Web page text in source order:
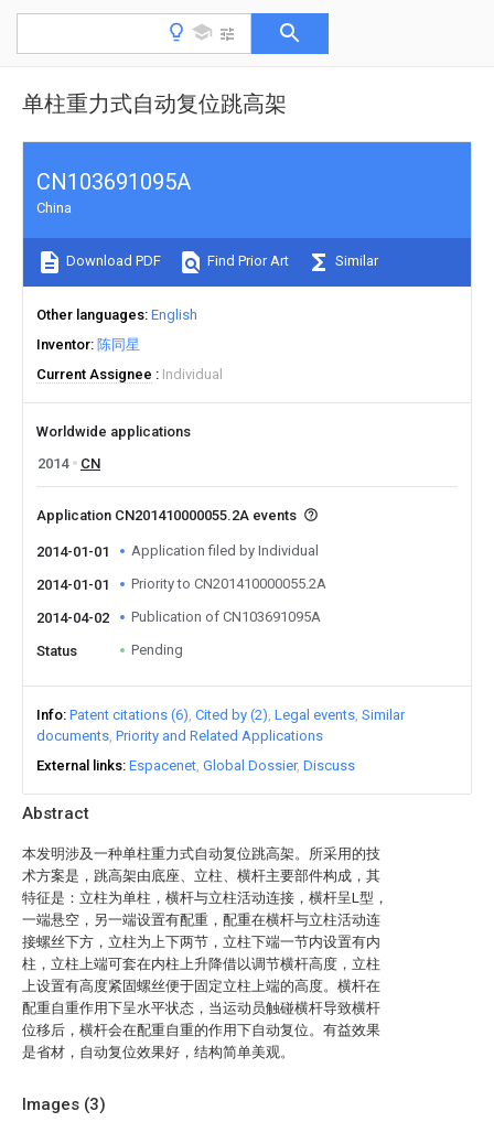
单柱重力式自动复位跳高架
Abstract
本发明涉及一种单柱重力式自动复位跳高架。所采用的技
术方案是，跳高架由底座、立柱、横杆主要部件构成，其
特征是：立柱为单柱，横杆与立柱活动连接，横杆呈L型，
一端悬空，另一端设置有配重，配重在横杆与立柱活动连
接螺丝下方，立柱为上下两节，立柱下端一节内设置有内
柱，立柱上端可套在内柱上升降借以调节横杆高度，立柱
上设置有高度紧固螺丝便于固定立柱上端的高度。横杆在
配重自重作用下呈水平状态，当运动员触碰横杆导致横杆
位移后，横杆会在配重自重的作用下自动复位。有益效果
是省材，自动复位效果好，结构简单美观。
Images (3)
CN103691095A
China
Download PDF Find Prior Art Similar
Other languages English
Inventor 陈同星
Current Assignee
Individual
Worldwide applications
2014
CN
Application CN201410000055.2A events
2014-01-01 Application filed by Individual
2014-01-01 Priority to CN201410000055.2A
2014-04-02 Publication of CN103691095A
Status Pending
Info Patent citations (6) Cited by (2) Legal events Similar
documents Priority and Related Applications
External links Espacenet Global Dossier Discuss